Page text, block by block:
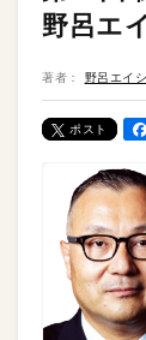
野呂エ
著者： 野呂エイ
ポスト